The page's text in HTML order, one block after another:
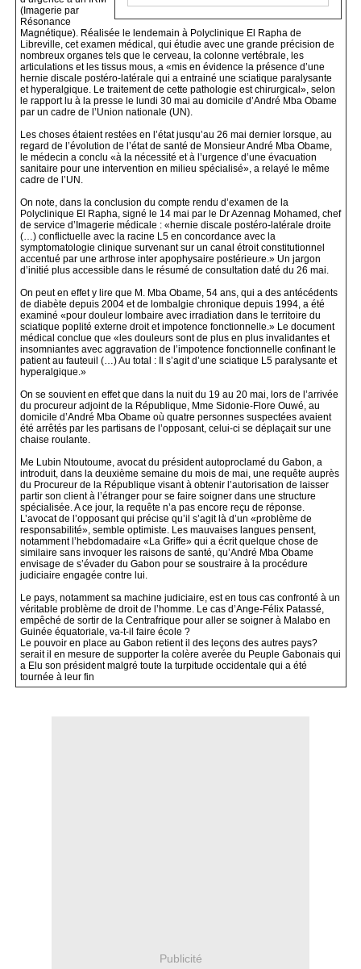
(Imagerie par
Résonance
Magnétique). Réalisée le lendemain à Polyclinique El Rapha de
Libreville, cet examen médical, qui étudie avec une grande précision de
nombreux organes tels que le cerveau, la colonne vertébrale, les
articulations et les tissus mous, a «mis en évidence la présence d’une
hernie discale postéro-latérale qui a entrainé une sciatique paralysante
et hyperalgique. Le traitement de cette pathologie est chirurgical», selon
le rapport lu à la presse le lundi 30 mai au domicile d’André Mba Obame
par un cadre de l’Union nationale (UN).
Les choses étaient restées en l’état jusqu’au 26 mai dernier lorsque, au
regard de l’évolution de l’état de santé de Monsieur André Mba Obame,
le médecin a conclu «à la nécessité et à l’urgence d’une évacuation
sanitaire pour une intervention en milieu spécialisé», a relayé le même
cadre de l’UN.
On note, dans la conclusion du compte rendu d’examen de la
Polyclinique El Rapha, signé le 14 mai par le Dr Azennag Mohamed, chef
de service d’Imagerie médicale : «hernie discale postéro-latérale droite
(…) conflictuelle avec la racine L5 en concordance avec la
symptomatologie clinique survenant sur un canal étroit constitutionnel
accentué par une arthrose inter apophysaire postérieure.» Un jargon
d’initié plus accessible dans le résumé de consultation daté du 26 mai.
On peut en effet y lire que M. Mba Obame, 54 ans, qui a des antécédents
de diabète depuis 2004 et de lombalgie chronique depuis 1994, a été
examiné «pour douleur lombaire avec irradiation dans le territoire du
sciatique poplité externe droit et impotence fonctionnelle.» Le document
médical conclue que «les douleurs sont de plus en plus invalidantes et
insomniantes avec aggravation de l’impotence fonctionnelle confinant le
patient au fauteuil (…) Au total : Il s’agit d’une sciatique L5 paralysante et
hyperalgique.»
On se souvient en effet que dans la nuit du 19 au 20 mai, lors de l’arrivée
du procureur adjoint de la République, Mme Sidonie-Flore Ouwé, au
domicile d’André Mba Obame où quatre personnes suspectées avaient
été arrêtés par les partisans de l’opposant, celui-ci se déplaçait sur une
chaise roulante.
Me Lubin Ntoutoume, avocat du président autoproclamé du Gabon, a
introduit, dans la deuxième semaine du mois de mai, une requête auprès
du Procureur de la République visant à obtenir l’autorisation de laisser
partir son client à l’étranger pour se faire soigner dans une structure
spécialisée. A ce jour, la requête n’a pas encore reçu de réponse.
L’avocat de l’opposant qui précise qu’il s’agit là d’un «problème de
responsabilité», semble optimiste. Les mauvaises langues pensent,
notamment l’hebdomadaire «La Griffe» qui a écrit quelque chose de
similaire sans invoquer les raisons de santé, qu’André Mba Obame
envisage de s’évader du Gabon pour se soustraire à la procédure
judiciaire engagée contre lui.
Le pays, notamment sa machine judiciaire, est en tous cas confronté à un
véritable problème de droit de l’homme. Le cas d’Ange-Félix Patassé,
empêché de sortir de la Centrafrique pour aller se soigner à Malabo en
Guinée équatoriale, va-t-il faire école ?
Le pouvoir en place au Gabon retient il des leçons des autres pays?
serait il en mesure de supporter la colère averée du Peuple Gabonais qui
a Elu son président malgré toute la turpitude occidentale qui a été
tournée à leur fin
Publicité